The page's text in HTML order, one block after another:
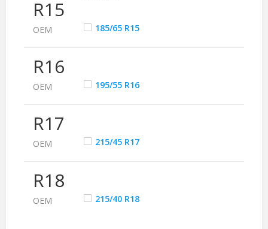
R15
ОЕМ 185/65 R15
R16
ОЕМ 195/55 R16
R17
ОЕМ 215/45 R17
R18
ОЕМ 215/40 R18